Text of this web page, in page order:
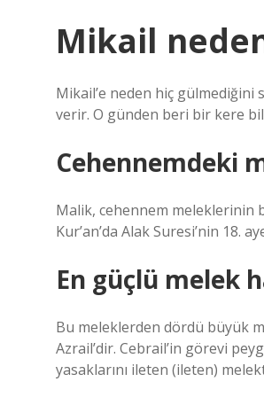
Mikail
Mikail’e neden hiç gülmediğini
verir. O günden beri bir kere
Cehennemdeki
Malik, cehennem meleklerinin
Kur’an’da Alak Suresi’nin 18.
En güçlü melek
Bu meleklerden dördü büyük
Azrail’dir. Cebrail’in görevi
yasaklarını ileten (ileten)